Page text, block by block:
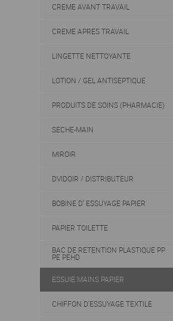
CREME AVANT TRAVAIL
CREME APRES TRAVAIL
LINGETTE NETTOYANTE
LOTION / GEL ANTISEPTIQUE
PRODUITS DE SOINS (PHARMACIE)
SECHE-MAIN
MIROIR
DVIDOIR / DISTRIBUTEUR
BOBINE D' ESSUYAGE PAPIER
PAPIER TOILETTE
BAC DE RETENTION PLASTIQUE PP
PE PEHD
ESSUIE MAINS PAPIER
CHIFFON D'ESSUYAGE TEXTILE